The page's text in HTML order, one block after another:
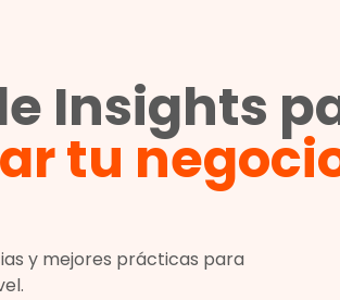
Insights
tu
y mejores prácticas para